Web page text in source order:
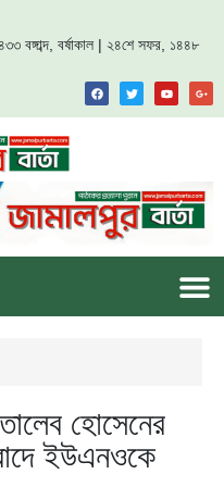
বঙ্গাব্দ, বর্ষাকাল | ২৪শে সফর, ১৪৪৮
হোসেনের
ইউএনওকে